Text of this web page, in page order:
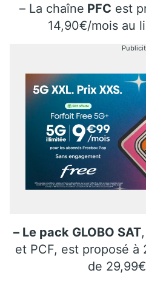
– La chaîne PFC est
14,90€/mois au
– Le pack GLOBO SAT
et PCF, est proposé à
de